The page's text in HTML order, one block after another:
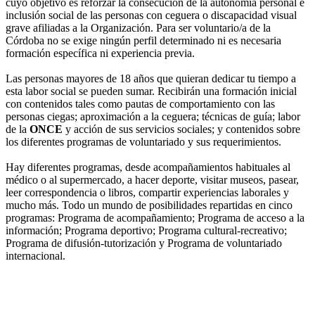
cuyo objetivo es reforzar la consecución de la autonomía personal e
inclusión social de las personas con ceguera o discapacidad visual
grave afiliadas a la Organización. Para ser voluntario/a de la
Córdoba no se exige ningún perfil determinado ni es necesaria
formación específica ni experiencia previa.
Las personas mayores de 18 años que quieran dedicar tu tiempo a
esta labor social se pueden sumar. Recibirán una formación inicial
con contenidos tales como pautas de comportamiento con las
personas ciegas; aproximación a la ceguera; técnicas de guía; labor
de la ONCE y acción de sus servicios sociales; y contenidos sobre
los diferentes programas de voluntariado y sus requerimientos.
Hay diferentes programas, desde acompañamientos habituales al
médico o al supermercado, a hacer deporte, visitar museos, pasear,
leer correspondencia o libros, compartir experiencias laborales y
mucho más. Todo un mundo de posibilidades repartidas en cinco
programas: Programa de acompañamiento; Programa de acceso a la
información; Programa deportivo; Programa cultural-recreativo;
Programa de difusión-tutorización y Programa de voluntariado
internacional.